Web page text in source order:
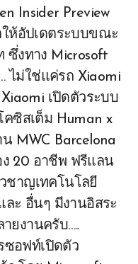
Insider Preview
ห้อัปเดตระบบขณะ
ซึ่งทาง Microsoft
ไม่ใช่แค่รถ Xiaomi
เปิดตัวระบบ
ซิสเต็ม Human x
MWC Barcelona
ง 20 อาชีพ ฟรีแลน
ชาญเทคโนโลยี
ละ อื่นๆ มีงานอิสระ
ยงานครับ…..
ซอฟท์เปิดตัว